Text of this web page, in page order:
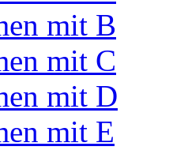
mit B
mit C
mit D
mit E